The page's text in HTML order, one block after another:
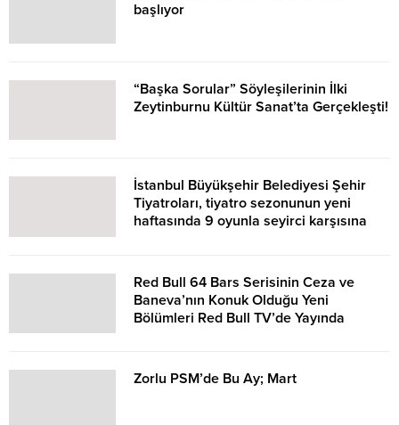
başlıyor
“Başka Sorular” Söyleşilerinin İlki
Zeytinburnu Kültür Sanat’ta Gerçekleşti!
İstanbul Büyükşehir Belediyesi Şehir
Tiyatroları, tiyatro sezonunun yeni
haftasında 9 oyunla seyirci karşısına
Red Bull 64 Bars Serisinin Ceza ve
Baneva’nın Konuk Olduğu Yeni
Bölümleri Red Bull TV’de Yayında
Zorlu PSM’de Bu Ay; Mart